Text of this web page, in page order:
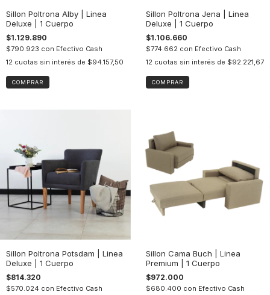
Sillon Poltrona Alby | Linea
Deluxe | 1 Cuerpo
$1.129.890
$790.923 con Efectivo Cash
12 cuotas sin interés de $94.157,50
COMPRAR
Sillon Poltrona Jena | Linea
Deluxe | 1 Cuerpo
$1.106.660
$774.662 con Efectivo Cash
12 cuotas sin interés de $92.221,67
COMPRAR
Sillon Poltrona Potsdam | Linea
Deluxe | 1 Cuerpo
$814.320
$570.024 con Efectivo Cash
Sillon Cama Buch | Linea
Premium | 1 Cuerpo
$972.000
$680.400 con Efectivo Cash